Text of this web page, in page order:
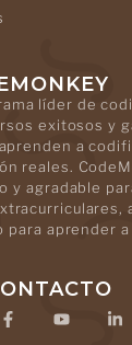
líder de
exitosos y
a
reales.
y agradable
para aprender